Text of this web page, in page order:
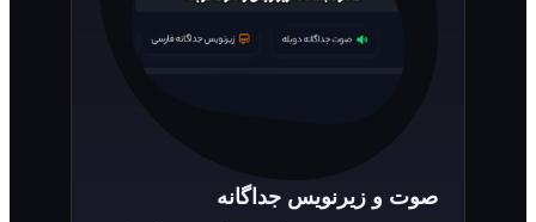
صوت و زیرنویس جداگانه